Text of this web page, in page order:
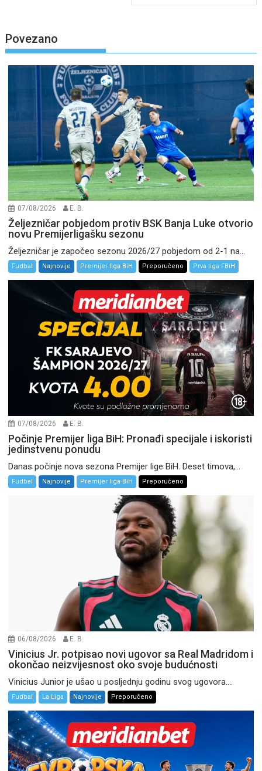
Povezano
07/08/2026 E. B.
Željezničar pobjedom protiv BSK Banja Luke otvorio
novu Premijerligašku sezonu
Željezničar je započeo sezonu 2026/27 pobjedom od 2-1 na...
Fudbal Najnovije Premijer liga BiH Preporučeno Prva liga FBiH
07/08/2026 E. B.
Počinje Premijer liga BiH: Pronađi specijale i iskoristi
jedinstvenu ponudu
Danas počinje nova sezona Premijer lige BiH. Deset timova,...
Fudbal Najnovije Premijer liga BiH Preporučeno
06/08/2026 E. B.
Vinicius Jr. potpisao novi ugovor sa Real Madridom i
okončao neizvijesnost oko svoje budućnosti
Vinicius Junior je ušao u posljednju godinu svog ugovora....
Fudbal La Liga Najnovije Preporučeno